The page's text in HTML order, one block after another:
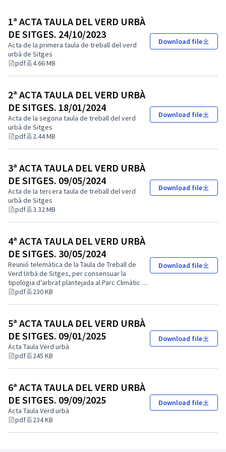
1ª ACTA TAULA DEL VERD URBÀ
DE SITGES. 24/10/2023
Acta de la primera taula de treball del verd
urbà de Sitges
pdf
4.66 MB
Download file
2ª ACTA TAULA DEL VERD URBÀ
DE SITGES. 18/01/2024
Acta de la segona taula de treball del verd
urbà de Sitges
pdf
2.44 MB
Download file
3ª ACTA TAULA DEL VERD URBÀ
DE SITGES. 09/05/2024
Acta de la tercera taula de treball del verd
urbà de Sitges
pdf
3.32 MB
Download file
4ª ACTA TAULA DEL VERD URBÀ
DE SITGES. 30/05/2024
Reunió telemàtica de la Taula de Treball de
Verd Urbà de Sitges, per consensuar la
tipologia d’arbrat plantejada al Parc Climàtic de
Can Robert
pdf 230 KB
Download file
5ª ACTA TAULA DEL VERD URBÀ
DE SITGES. 09/01/2025
Acta Taula Verd urbà
pdf
245 KB
Download file
6ª ACTA TAULA DEL VERD URBÀ
DE SITGES. 09/09/2025
Acta Taula Verd urbà
pdf
234 KB
Download file